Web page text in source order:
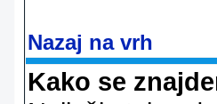
Nazaj na vrh
Kako se